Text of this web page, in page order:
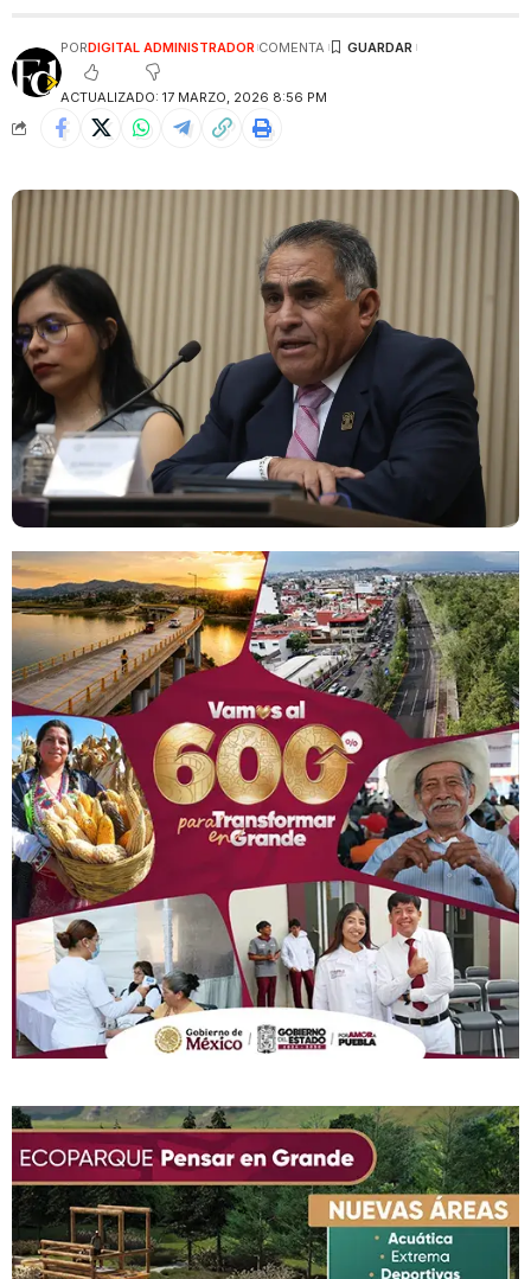
ACTUALIZADO: 17 MARZO, 2026 8:56 PM
PORDIGITAL ADMINISTRADOR COMENTA